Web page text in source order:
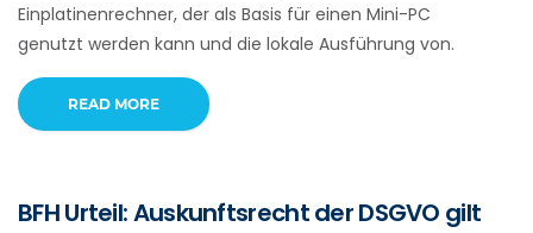
Einplatinenrechner, der als Basis für einen Mini-PC
genutzt werden kann und die lokale Ausführung von.
READ MORE
BFH Urteil: Auskunftsrecht der DSGVO gilt